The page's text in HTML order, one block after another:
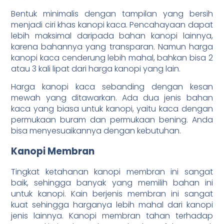
Bentuk minimalis dengan tampilan yang bersih
menjadi ciri khas kanopi kaca. Pencahayaan dapat
lebih maksimal daripada bahan kanopi lainnya,
karena bahannya yang transparan. Namun harga
kanopi kaca cenderung lebih mahal, bahkan bisa 2
atau 3 kali lipat dari harga kanopi yang lain.
Harga kanopi kaca sebanding dengan kesan
mewah yang ditawarkan. Ada dua jenis bahan
kaca yang biasa untuk kanopi, yaitu kaca dengan
permukaan buram dan permukaan bening. Anda
bisa menyesuaikannya dengan kebutuhan.
Kanopi Membran
Tingkat ketahanan kanopi membran ini sangat
baik, sehingga banyak yang memilih bahan ini
untuk kanopi. Kain berjenis membran ini sangat
kuat sehingga harganya lebih mahal dari kanopi
jenis lainnya. Kanopi membran tahan terhadap